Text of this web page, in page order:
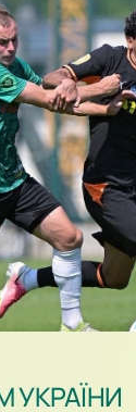
УКРАЇНИ